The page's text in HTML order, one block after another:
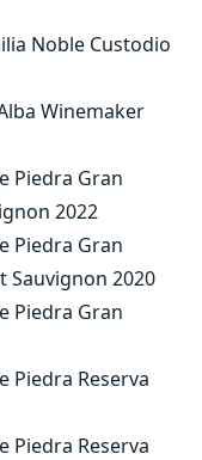
Noble Custodio
Winemaker
Piedra Gran
2022
Piedra Gran
Sauvignon 2020
Piedra Gran
Piedra Reserva
Piedra Reserva